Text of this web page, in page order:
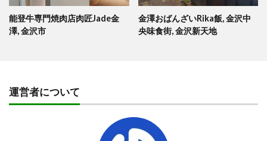
能登牛専門焼肉店肉匠Jade金
澤, 金沢市
金澤おばんざいRika飯, 金沢中
央味食街, 金沢新天地
運営者について